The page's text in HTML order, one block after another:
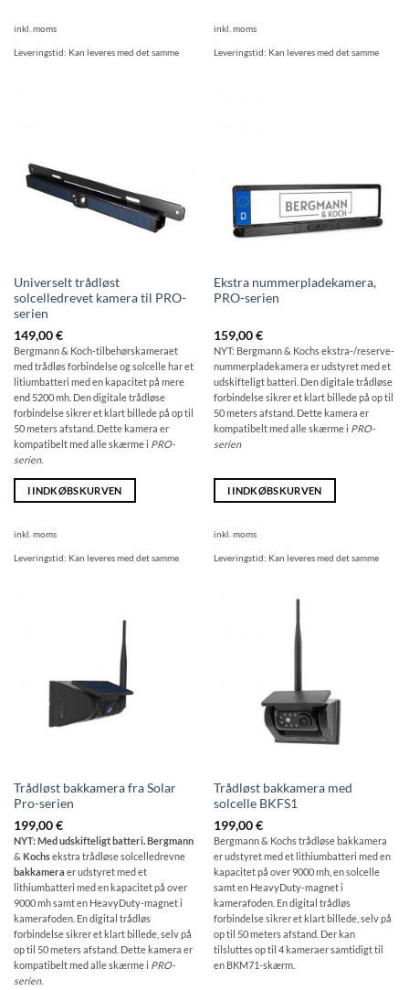
inkl. moms
Leveringstid: Kan leveres med det samme
inkl. moms
Leveringstid: Kan leveres med det samme
Universelt trådløst
solcelledrevet kamera til PRO-
serien
149,00€
Bergmann & Koch-tilbehørskameraet
med trådløs forbindelse og solcelle har et
litiumbatteri med en kapacitet på mere
end 5200 mh. Den digitale trådløse
forbindelse sikrer et klart billede på op til
50 meters afstand. Dette kamera er
kompatibelt med alle skærme i PRO-
serien.
I INDKØBSKURVEN
inkl. moms
Leveringstid: Kan leveres med det samme
Ekstra nummerpladekamera,
PRO-serien
159,00€
NYT: Bergmann & Kochs ekstra-/reserve-
nummerpladekamera er udstyret med et
udskifteligt batteri. Den digitale trådløse
forbindelse sikrer et klart billede på op til
50 meters afstand. Dette kamera er
kompatibelt med alle skærme i PRO-
serien
I INDKØBSKURVEN
inkl. moms
Leveringstid: Kan leveres med det samme
Trådløst bakkamera fra Solar
Pro-serien
199,00€
NYT: Med udskifteligt batteri. Bergmann
& Kochsekstra trådløse solcelledrevne
bakkameraer udstyret med et
lithiumbatteri med en kapacitet på over
9000 mh samt en HeavyDuty-magnet i
kamerafoden. En digital trådløs
forbindelse sikrer et klart billede, selv på
op til 50 meters afstand. Dette kamera er
kompatibelt med alle skærme i PRO-
serien.
Trådløst bakkamera med
solcelle BKFS1
199,00€
Bergmann & Kochs trådløse bakkamera
er udstyret med et lithiumbatteri med en
kapacitet på over 9000 mh, en solcelle
samt en HeavyDuty-magnet i
kamerafoden. En digital trådløs
forbindelse sikrer et klart billede, selv på
op til 50 meters afstand. Der kan
tilsluttes op til 4 kameraer samtidigt til
en BKM71-skærm.